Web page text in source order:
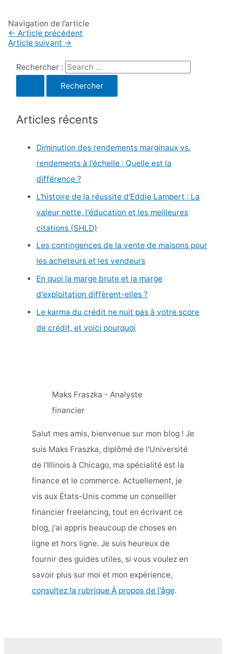
Navigation de l’article
← Article précédent
Article suivant →
Rechercher :
Articles récents
Diminution des rendements marginaux vs.
rendements à l'échelle : Quelle est la
différence ?
L'histoire de la réussite d'Eddie Lampert : La
valeur nette, l'éducation et les meilleures
citations (SHLD)
Les contingences de la vente de maisons pour
les acheteurs et les vendeurs
En quoi la marge brute et la marge
d'exploitation diffèrent-elles ?
Le karma du crédit ne nuit pas à votre score
de crédit, et voici pourquoi
Maks Fraszka - Analyste
financier
Salut mes amis, bienvenue sur mon blog ! Je
suis Maks Fraszka, diplômé de l'Université
de l'Illinois à Chicago, ma spécialité est la
finance et le commerce. Actuellement, je
vis aux États-Unis comme un conseiller
financier freelancing, tout en écrivant ce
blog, j'ai appris beaucoup de choses en
ligne et hors ligne. Je suis heureux de
fournir des guides utiles, si vous voulez en
savoir plus sur moi et mon expérience,
consultez la rubrique À propos de l'âge.